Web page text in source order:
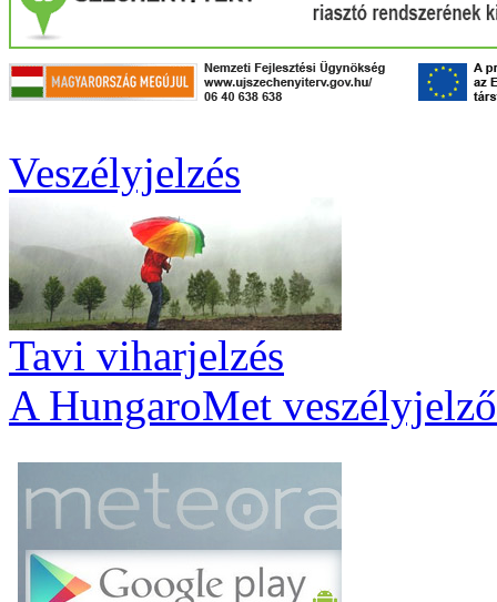
Veszélyjelzés
Tavi viharjelzés
A HungaroMet